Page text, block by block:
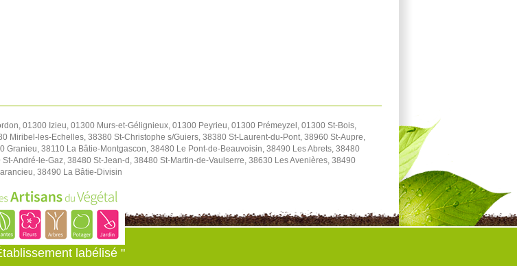
01300 Izieu, 01300 Murs-et-Gélignieux, 01300 Peyrieu, 01300 Prémeyzel, 01300 St-Bois,
Miribel-les-Echelles, 38380 St-Christophe s/Guiers, 38380 St-Laurent-du-Pont, 38960 St-Aupre,
38110 La Bâtie-Montgascon, 38480 Le Pont-de-Beauvoisin, 38490 Les Abrets, 38480
André-le-Gaz, 38480 St-Jean-d, 38480 St-Martin-de-Vaulserre, 38630 Les Avenières, 38490
38490 La Bâtie-Divisin
labélisé "